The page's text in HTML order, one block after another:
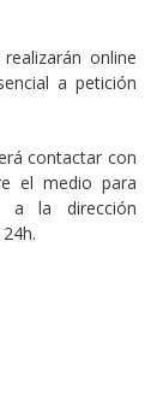
online
a petición
contactar con
el medio para
a la dirección